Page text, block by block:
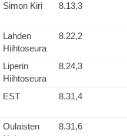
Simon Kiri 8.13,3
Lahden
Hiihtoseura
8.22,2
Liperin
Hiihtoseura
8.24,3
EST 8.31,4
Oulaisten
8.31,6